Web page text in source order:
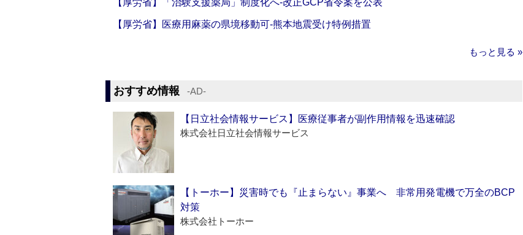
【厚労省】「治験支援薬局」制度化へ‐改正GCP省令案を公表
【厚労省】医療用麻薬の県境移動可‐熊本地震受け特例措置
もっと見る »
おすすめ情報 ‐AD‐
【日立社会情報サービス】医療従事者が副作用情報を迅速確認
株式会社日立社会情報サービス
【トーホー】災害時でも『止まらない』事業へ 非常用発電機で万全のBCP
対策
株式会社トーホー